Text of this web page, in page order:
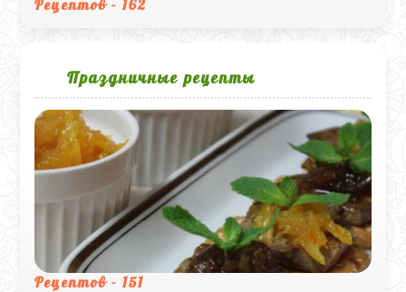
Рецептов - 162
Праздничные рецепты
Рецептов - 151